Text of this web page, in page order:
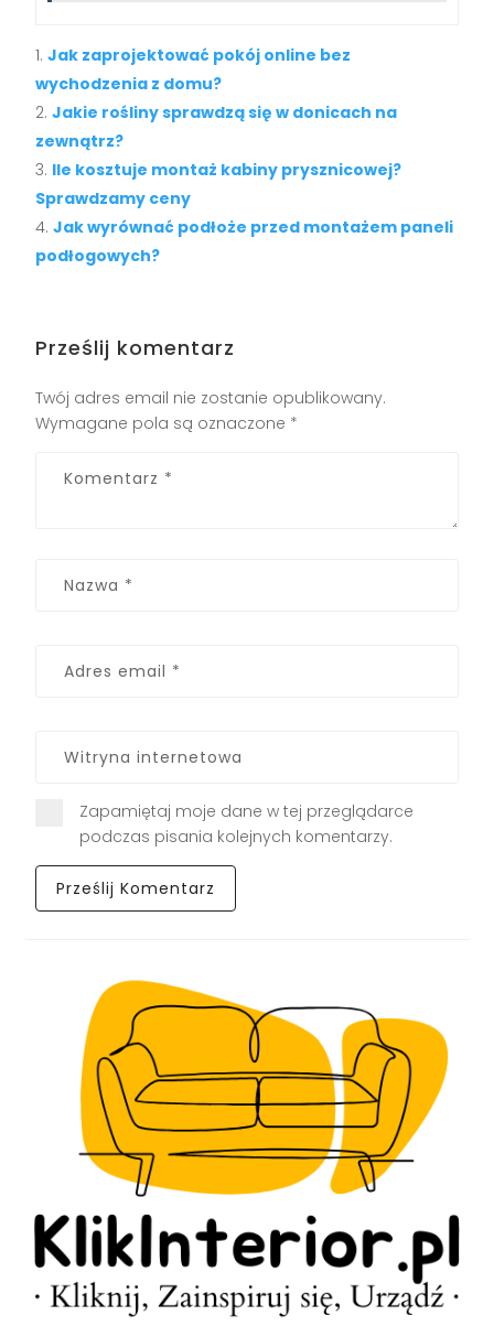
Jak zaprojektować pokój online bez
wychodzenia z domu?
Jakie rośliny sprawdzą się w donicach na
zewnątrz?
Ile kosztuje montaż kabiny prysznicowej?
Sprawdzamy ceny
Jak wyrównać podłoże przed montażem paneli
podłogowych?
Prześlij komentarz
Twój adres email nie zostanie opublikowany.
Wymagane pola są oznaczone *
Zapamiętaj moje dane w tej przeglądarce
podczas pisania kolejnych komentarzy.